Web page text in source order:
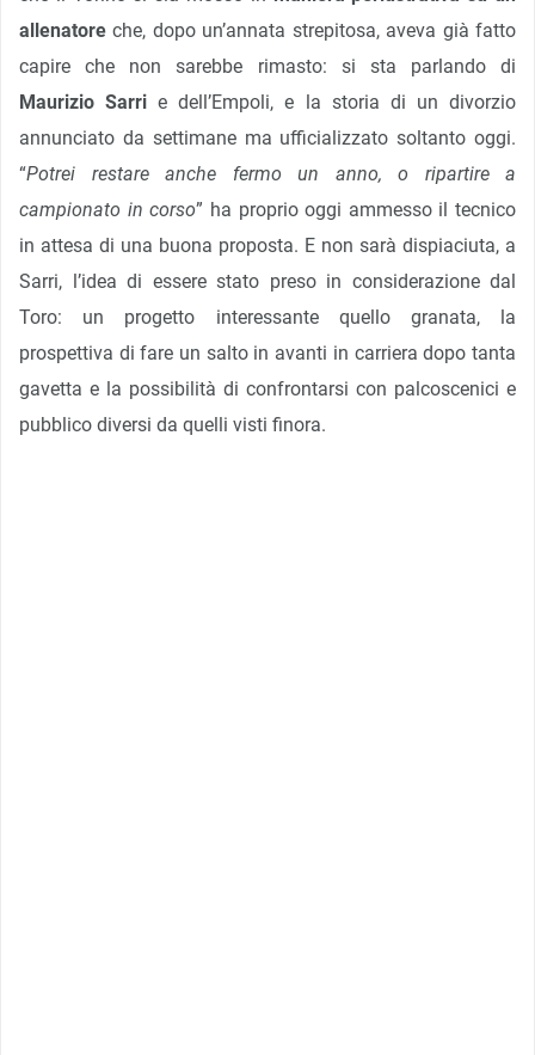
allenatore che, dopo un’annata strepitosa, aveva già fatto
capire che non sarebbe rimasto: si sta parlando di
Maurizio Sarri e dell’Empoli, e la storia di un divorzio
annunciato da settimane ma ufficializzato soltanto oggi.
“Potrei restare anche fermo un anno, o ripartire a
campionato in corso” ha proprio oggi ammesso il tecnico
in attesa di una buona proposta. E non sarà dispiaciuta, a
Sarri, l’idea di essere stato preso in considerazione dal
Toro: un progetto interessante quello granata, la
prospettiva di fare un salto in avanti in carriera dopo tanta
gavetta e la possibilità di confrontarsi con palcoscenici e
pubblico diversi da quelli visti finora.